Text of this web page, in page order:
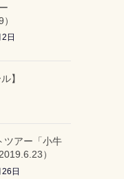
日
】
ツアー「小牛
）
日